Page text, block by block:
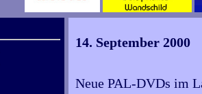
14. September 2000
Neue PAL-DVDs im